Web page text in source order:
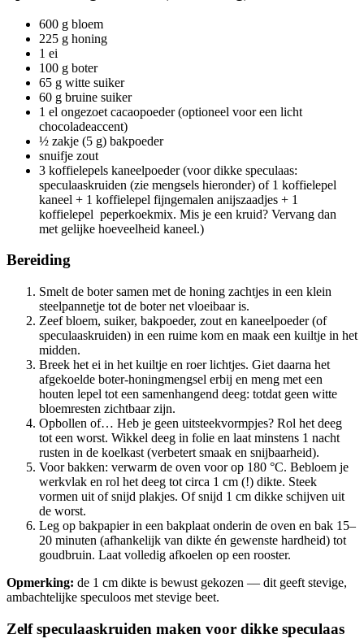
600 g bloem
225 g honing
1 ei
100 g boter
65 g witte suiker
60 g bruine suiker
1 el ongezoet cacaopoeder (optioneel voor een licht
chocoladeaccent)
½ zakje (5 g) bakpoeder
snuifje zout
3 koffielepels kaneelpoeder (voor dikke speculaas:
speculaaskruiden (zie mengsels hieronder) of 1 koffielepel
kaneel + 1 koffielepel fijngemalen anijszaadjes + 1
koffielepel peperkoekmix. Mis je een kruid? Vervang dan
met gelijke hoeveelheid kaneel.)
Bereiding
Smelt de boter samen met de honing zachtjes in een klein
steelpannetje tot de boter net vloeibaar is.
Zeef bloem, suiker, bakpoeder, zout en kaneelpoeder (of
speculaaskruiden) in een ruime kom en maak een kuiltje in het
midden.
Breek het ei in het kuiltje en roer lichtjes. Giet daarna het
afgekoelde boter-honingmengsel erbij en meng met een
houten lepel tot een samenhangend deeg: totdat geen witte
bloemresten zichtbaar zijn.
Opbollen of… Heb je geen uitsteekvormpjes? Rol het deeg
tot een worst. Wikkel deeg in folie en laat minstens 1 nacht
rusten in de koelkast (verbetert smaak en snijbaarheid).
Voor bakken: verwarm de oven voor op 180 °C. Bebloem je
werkvlak en rol het deeg tot circa 1 cm (!) dikte. Steek
vormen uit of snijd plakjes. Of snijd 1 cm dikke schijven uit
de worst.
Leg op bakpapier in een bakplaat onderin de oven en bak 15–
20 minuten (afhankelijk van dikte én gewenste hardheid) tot
goudbruin. Laat volledig afkoelen op een rooster.
Opmerking: de 1 cm dikte is bewust gekozen — dit geeft stevige,
ambachtelijke speculoos met stevige beet.
Zelf speculaaskruiden maken voor dikke speculaas